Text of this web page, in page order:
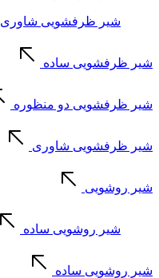
شیر ظرفشویی شاوری
شیر ظرفشویی ساده
شیر ظرفشویی دو منظوره
شیر ظرفشویی شاوری
شیر روشویی
شیر روشویی ساده
شیر روشویی ساده